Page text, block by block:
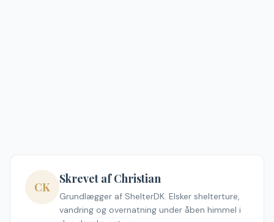
CK
Skrevet af Christian
Grundlægger af ShelterDK. Elsker shelterture,
vandring og overnatning under åben himmel i